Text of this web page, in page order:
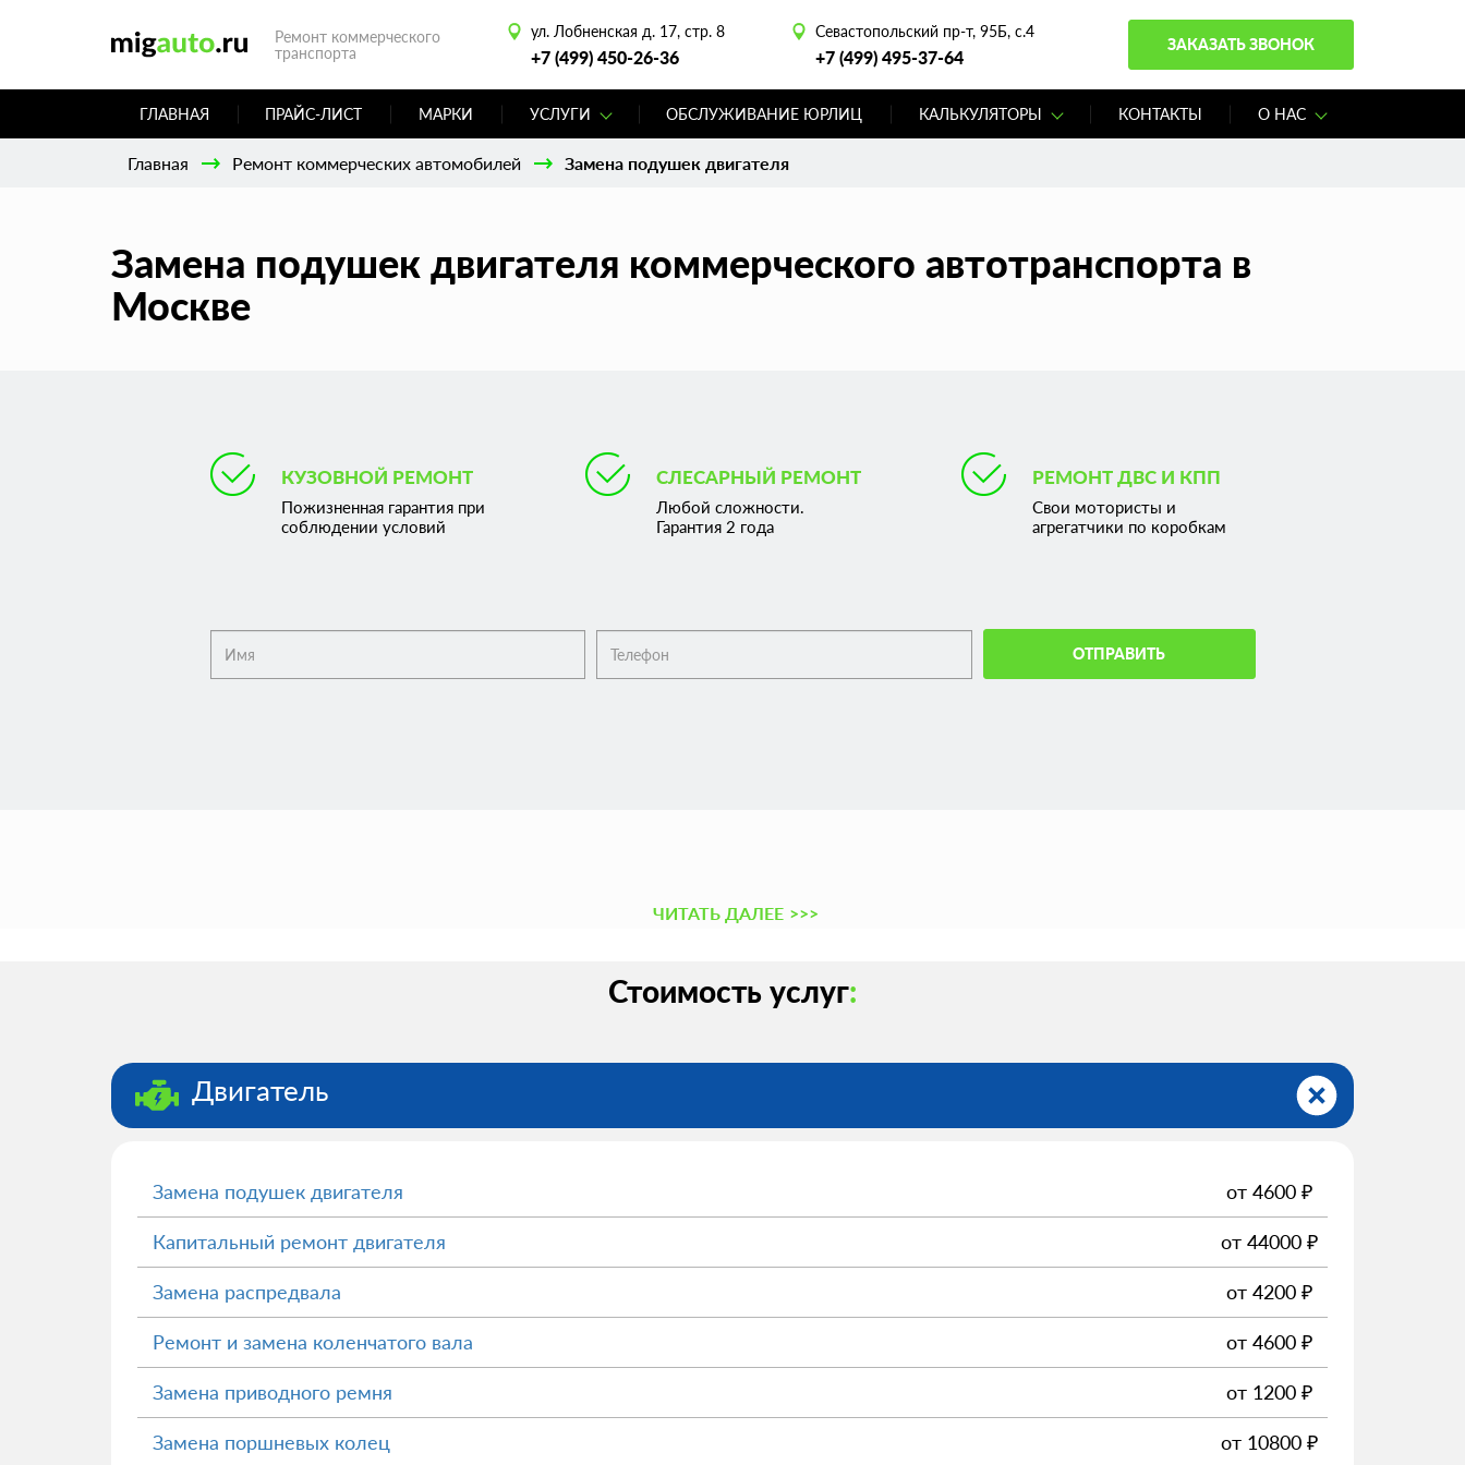
Ремонт коммерческого
транспорта
ул. Лобненская д. 17, стр. 8
+7 (499) 450-26-36
Севастопольский пр-т, 95Б, с.4
+7 (499) 495-37-64
ЗАКАЗАТЬ ЗВОНОК
ГЛАВНАЯ ПРАЙС-ЛИСТ МАРКИ УСЛУГИ ОБСЛУЖИВАНИЕ ЮРЛИЦ КАЛЬКУЛЯТОРЫ КОНТАКТЫ О НАС
Главная Ремонт коммерческих автомобилей Замена подушек двигателя
Замена подушек двигателя коммерческого автотранспорта в
Москве
КУЗОВНОЙ РЕМОНТ
Пожизненная гарантия при
соблюдении условий
СЛЕСАРНЫЙ РЕМОНТ
Любой сложности.
Гарантия 2 года
РЕМОНТ ДВС И КПП
Свои мотористы и
агрегатчики по коробкам
ОТПРАВИТЬ
ЧИТАТЬ ДАЛЕЕ >>>
Стоимость услуг:
Двигатель
Замена подушек двигателя от 4600 ₽
Капитальный ремонт двигателя от 44000 ₽
Замена распредвала от 4200 ₽
Ремонт и замена коленчатого вала от 4600 ₽
Замена приводного ремня от 1200 ₽
Замена поршневых колец от 10800 ₽